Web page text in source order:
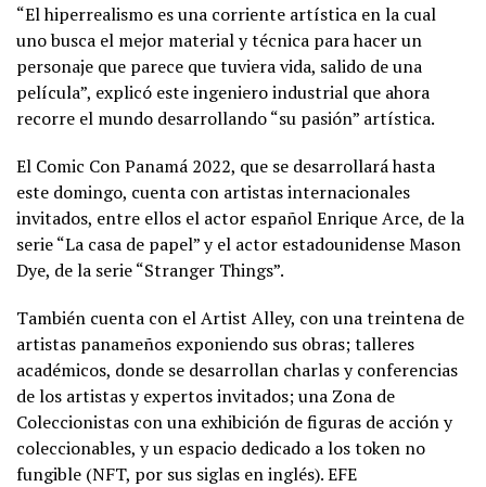
“El hiperrealismo es una corriente artística en la cual
uno busca el mejor material y técnica para hacer un
personaje que parece que tuviera vida, salido de una
película”, explicó este ingeniero industrial que ahora
recorre el mundo desarrollando “su pasión” artística.
El Comic Con Panamá 2022, que se desarrollará hasta
este domingo, cuenta con artistas internacionales
invitados, entre ellos el actor español Enrique Arce, de la
serie “La casa de papel” y el actor estadounidense Mason
Dye, de la serie “Stranger Things”.
También cuenta con el Artist Alley, con una treintena de
artistas panameños exponiendo sus obras; talleres
académicos, donde se desarrollan charlas y conferencias
de los artistas y expertos invitados; una Zona de
Coleccionistas con una exhibición de figuras de acción y
coleccionables, y un espacio dedicado a los token no
fungible (NFT, por sus siglas en inglés). EFE